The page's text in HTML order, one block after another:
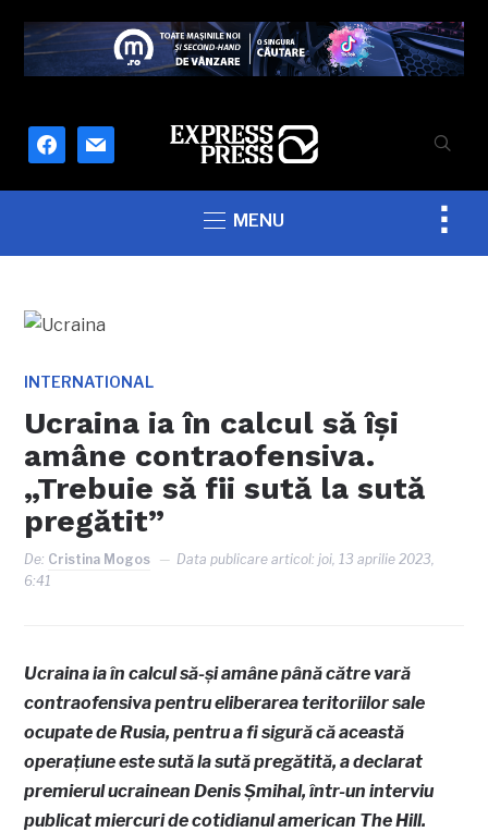
facebook
mail
MENU
INTERNATIONAL
Ucraina ia în calcul să îşi
amâne contraofensiva.
„Trebuie să fii sută la sută
pregătit”
De: Cristina Mogos Data publicare articol:joi, 13 aprilie 2023,
6:41
Ucraina ia în calcul să-şi amâne până către vară
contraofensiva pentru eliberarea teritoriilor sale
ocupate de Rusia, pentru a fi sigură că această
operaţiune este sută la sută pregătită, a declarat
premierul ucrainean Denis Şmihal, într-un interviu
publicat miercuri de cotidianul american The Hill.